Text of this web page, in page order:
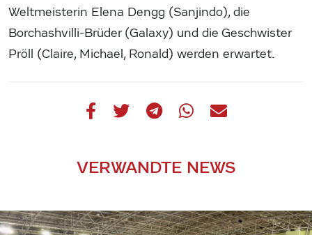
Weltmeisterin Elena Dengg (Sanjindo), die
Borchashvilli-Brüder (Galaxy) und die Geschwister
Pröll (Claire, Michael, Ronald) werden erwartet.
VERWANDTE NEWS